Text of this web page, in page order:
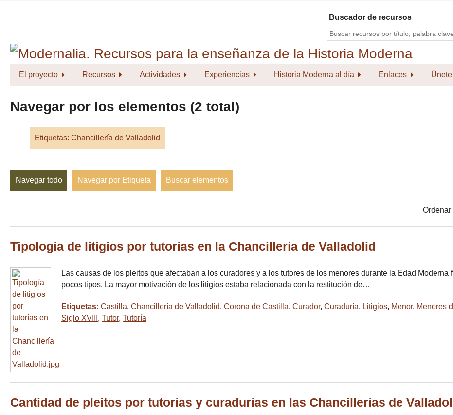
Buscador de recursos
El proyecto Recursos Actividades Experiencias Historia Moderna al día Enlaces Únete
Navegar por los elementos (2 total)
Etiquetas: Chancillería de Valladolid
Navegar todo Navegar por Etiqueta Buscar elementos
Ordenar
Tipología de litigios por tutorías en la Chancillería de Valladolid
Las causas de los pleitos que afectaban a los curadores y a los tutores de los menores durante la Edad
pocos tipos. La mayor motivación de los litigios estaba relacionada con la restitución de…
Etiquetas: Castilla, Chancillería de Valladolid, Corona de Castilla, Curador, Curaduría, Litigios, Menor, Menores
Siglo XVIII , Tutor, Tutoría
Cantidad de pleitos por tutorías y curadurías en las Chancillerías de